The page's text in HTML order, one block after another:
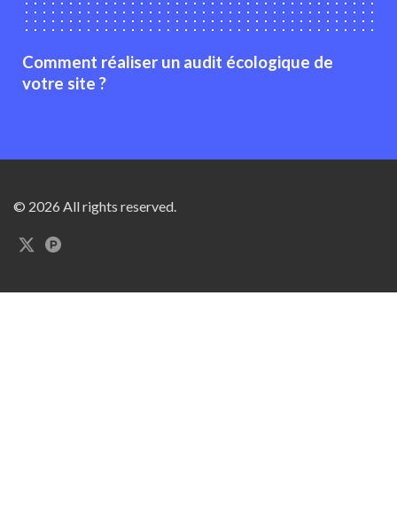
Comment réaliser un audit écologique de
votre site ?
© 2026 All rights reserved.